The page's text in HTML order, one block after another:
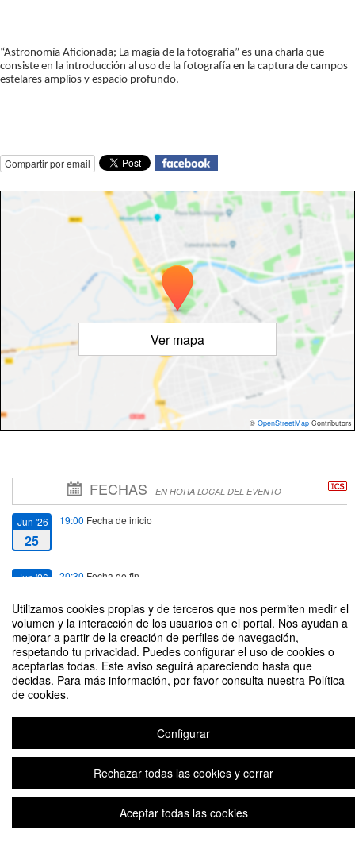
Utilizamos cookies propias y de terceros que nos permiten medir el
volumen y la interacción de los usuarios en el portal. Nos ayudan a
mejorar a partir de la creación de perfiles de navegación,
respetando tu privacidad. Puedes configurar el uso de cookies o
aceptarlas todas. Este aviso seguirá apareciendo hasta que
decidas. Para más información, por favor consulta nuestra Política
de cookies.
Configurar
Rechazar todas las cookies y cerrar
Aceptar todas las cookies
“Astronomía Aficionada; La magia de la fotografía” es una charla que
consiste en la introducción al uso de la fotografía en la captura de campos
estelares amplios y espacio profundo.
Compartir por email
Ver mapa
© OpenStreetMap Contributors
FECHAS EN HORA LOCAL DEL EVENTO
Jun '26
25
19:00 Fecha de inicio
Jun '26 20:30 Fecha de fin
Charla de Astronomía “Astronomía Aficionada; La magia de la fotografía”.
Imparte: Profesor Claudio Tenreiro Leiva
Contacto
Plataforma de organización de eventos Symposium